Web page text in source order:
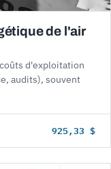
de l'air
d'exploitation
audits), souvent
925,33 $